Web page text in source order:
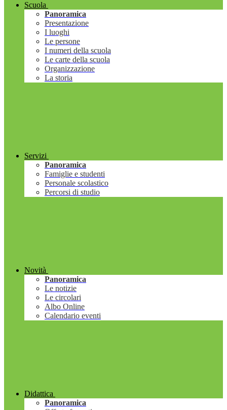
Scuola
Panoramica
Presentazione
I luoghi
Le persone
I numeri della scuola
Le carte della scuola
Organizzazione
La storia
Servizi
Panoramica
Famiglie e studenti
Personale scolastico
Percorsi di studio
Novità
Panoramica
Le notizie
Le circolari
Albo Online
Calendario eventi
Didattica
Panoramica